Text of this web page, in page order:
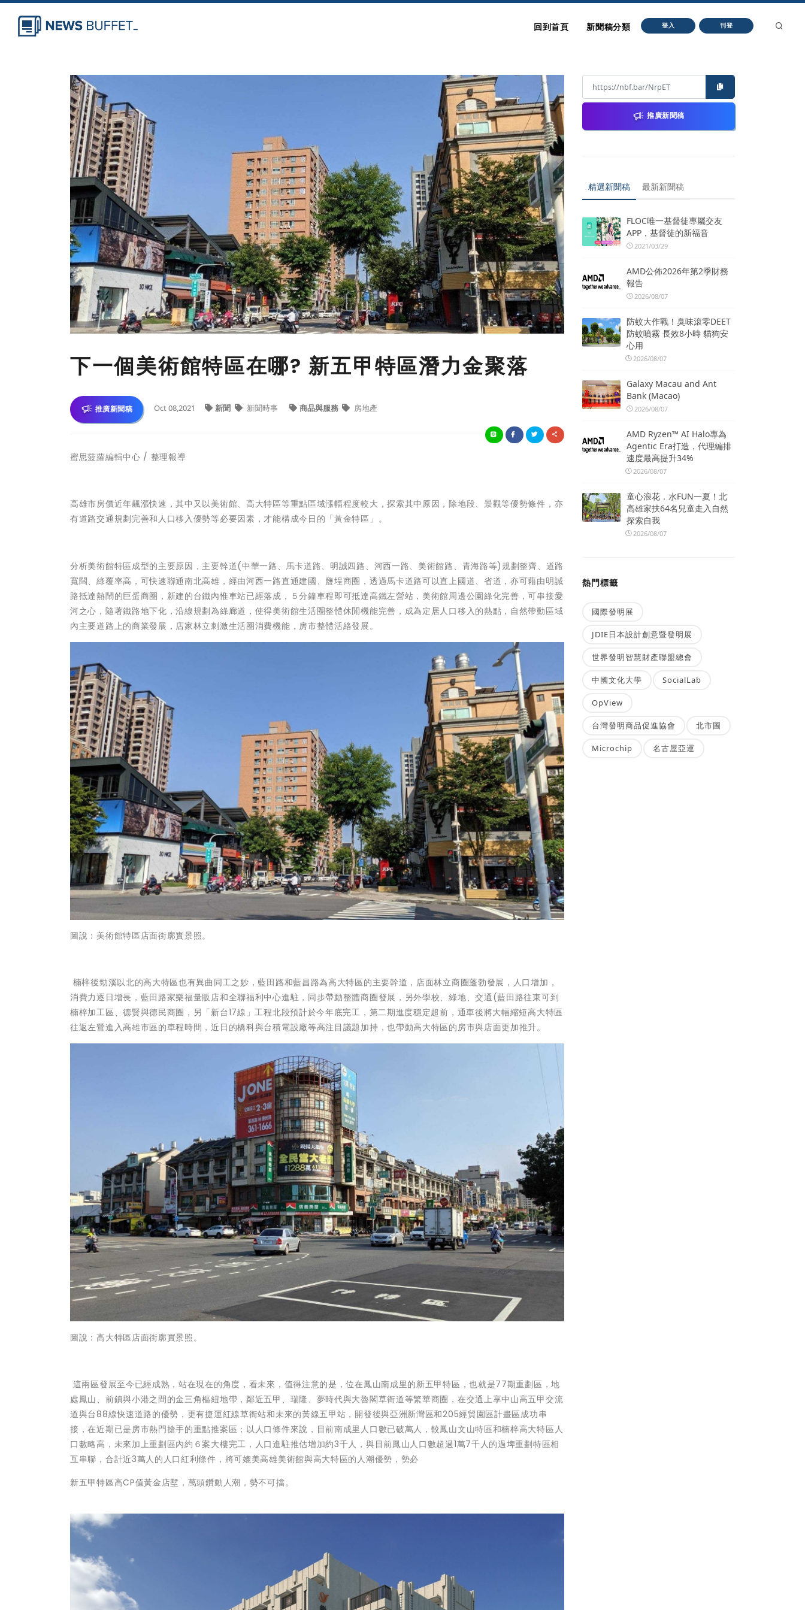
回到首頁 新聞稿分類 登入 刊登
下一個美術館特區在哪? 新五甲特區潛力金聚落
推廣新聞稿 Oct 08,2021 新聞 新聞時事 商品與服務 房地產
蜜思菠蘿編輯中心 / 整理報導
高雄市房價近年飆漲快速，其中又以美術館、高大特區等重點區域漲幅程度較大，探索其中原因，除地段、景觀等優勢條件，亦
有道路交通規劃完善和人口移入優勢等必要因素，才能構成今日的「黃金特區」。
分析美術館特區成型的主要原因，主要幹道(中華一路、馬卡道路、明誠四路、河西一路、美術館路、青海路等)規劃整齊、道路
寬闊、綠覆率高，可快速聯通南北高雄，經由河西一路直通建國、鹽埕商圈，透過馬卡道路可以直上國道、省道，亦可藉由明誠
路抵達熱鬧的巨蛋商圈，新建的台鐵內惟車站已經落成，５分鐘車程即可抵達高鐵左營站，美術館周邊公園綠化完善，可串接愛
河之心，隨著鐵路地下化，沿線規劃為綠廊道，使得美術館生活圈整體休閒機能完善，成為定居人口移入的熱點，自然帶動區域
內主要道路上的商業發展，店家林立刺激生活圈消費機能，房市整體活絡發展。
圖說：美術館特區店面街廓實景照。
楠梓後勁溪以北的高大特區也有異曲同工之妙，藍田路和藍昌路為高大特區的主要幹道，店面林立商圈蓬勃發展，人口增加，
消費力逐日增長，藍田路家樂福量販店和全聯福利中心進駐，同步帶動整體商圈發展，另外學校、綠地、交通(藍田路往東可到
楠梓加工區、德賢與德民商圈，另「新台17線」工程北段預計於今年底完工，第二期進度穩定超前，通車後將大幅縮短高大特區
往返左營進入高雄市區的車程時間，近日的橋科與台積電設廠等高注目議題加持，也帶動高大特區的房市與店面更加推升。
圖說：高大特區店面街廓實景照。
這兩區發展至今已經成熟，站在現在的角度，看未來，值得注意的是，位在鳳山南成里的新五甲特區，也就是77期重劃區，地
處鳳山、前鎮與小港之間的金三角樞紐地帶，鄰近五甲、瑞隆、夢時代與大魯閣草衙道等繁華商圈，在交通上享中山高五甲交流
道與台88線快速道路的優勢，更有捷運紅線草衙站和未來的黃線五甲站，開發後與亞洲新灣區和205經貿園區計畫區成功串
接，在近期已是房市熱門搶手的重點推案區；以人口條件來說，目前南成里人口數已破萬人，較鳳山文山特區和楠梓高大特區人
口數略高，未來加上重劃區內約６案大樓完工，人口進駐推估增加約3千人，與目前鳳山人口數超過1萬7千人的過埤重劃特區相
互串聯，合計近3萬人的人口紅利條件，將可媲美高雄美術館與高大特區的人潮優勢，勢必
新五甲特區高CP值黃金店墅，萬頭鑽動人潮，勢不可擋。
推廣新聞稿
精選新聞稿 最新新聞稿
FLOC唯一基督徒專屬交友
APP，基督徒的新福音
2021/03/29
AMD公佈2026年第2季財務
報告
2026/08/07
防蚊大作戰！臭味滾零DEET
防蚊噴霧 長效8小時 貓狗安
心用
2026/08/07
Galaxy Macau and Ant
Bank (Macao)
2026/08/07
AMD Ryzen™ AI Halo專為
Agentic Era打造，代理編排
速度最高提升34%
2026/08/07
童心浪花．水FUN一夏！北
高雄家扶64名兒童走入自然
探索自我
2026/08/07
熱門標籤
國際發明展
JDIE日本設計創意暨發明展
世界發明智慧財產聯盟總會
中國文化大學 SocialLab
OpView
台灣發明商品促進協會 北市圖
Microchip 名古屋亞運